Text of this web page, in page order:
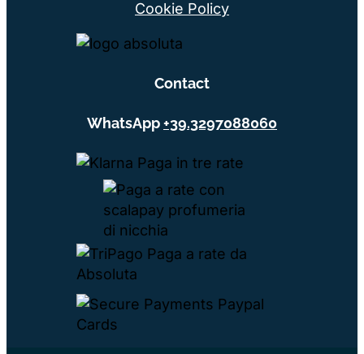
Cookie Policy
Contact
WhatsApp+39.3297088060